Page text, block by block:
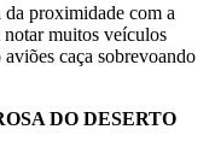
da proximi­dade com a
muitos veículos
caça sobrevoando
DO DESERTO